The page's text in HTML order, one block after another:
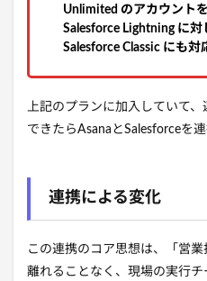
Unlimited のアカウント
Salesforce Lightning に対
Salesforce Classic にも対
上記のプランに加入していて
できたらAsanaとSalesforceを
連携による変化
この連携のコア思想は、「営
離れることなく、現場の実行